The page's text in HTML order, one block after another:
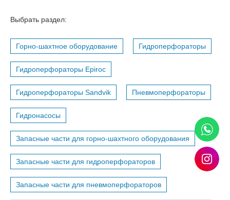
Выбрать раздел:
Горно-шахтное оборудование Гидроперфораторы
Гидроперфораторы Epiroc
Гидроперфораторы Sandvik Пневмоперфораторы
Гидронасосы
Запасные части для горно-шахтного оборудования
Запасные части для гидроперфораторов
Запасные части для пневмоперфораторов